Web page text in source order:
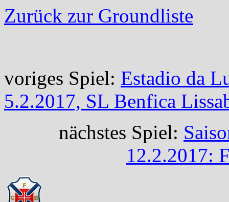
Zurück zur Groundliste
voriges Spiel: Estadio da
5.2.2017, SL Benfica
nächstes Spiel:
12.2.2017: